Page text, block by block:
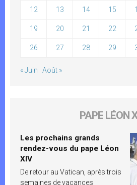
12 13 14 15
19 20 21 22
26 27 28 29
« Juin Août »
PAPE LÉON
Les prochains grands
rendez-vous du pape Léon
XIV
De retour au Vatican, après trois
semaines de vacances